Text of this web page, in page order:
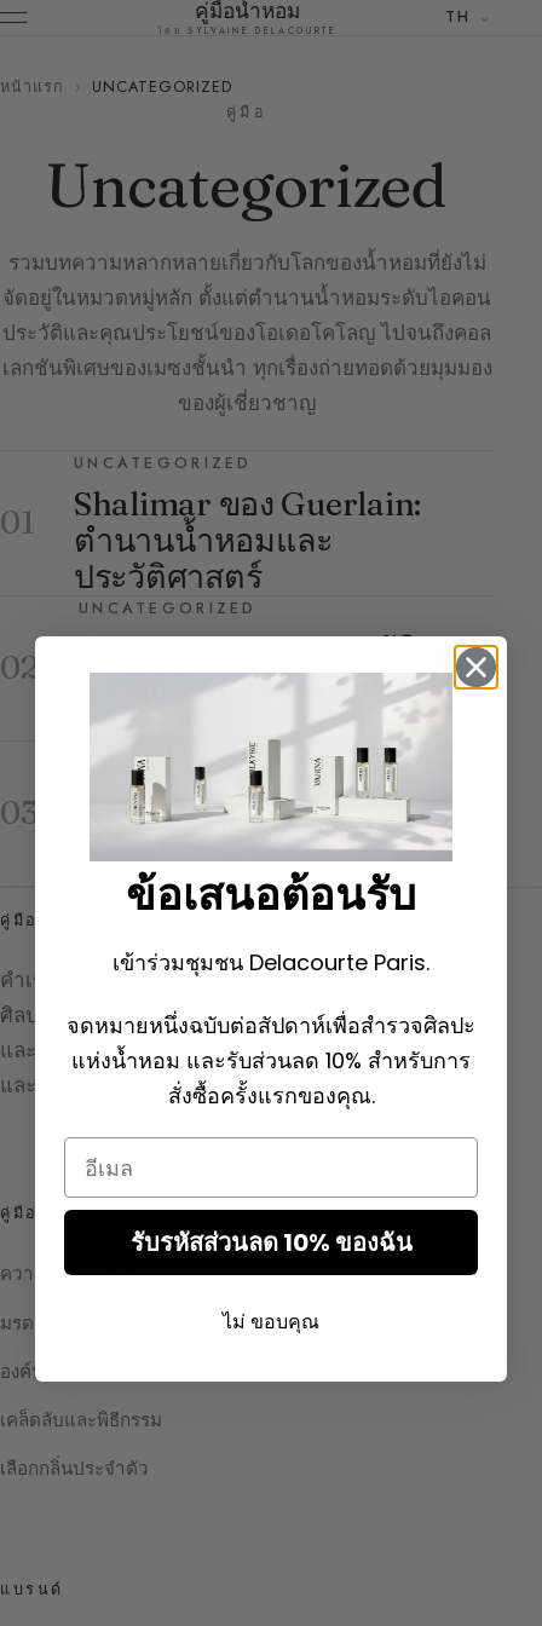
คู่มือน้ำหอม
โดย SYLVAINE DELACOURTE
TH
หน้าแรก ›
UNCATEGORIZED
คู่มือ
Uncategorized
รวมบทความหลากหลายเกี่ยวกับโลกของน้ำหอมที่ยังไม่
จัดอยู่ในหมวดหมู่หลัก ตั้งแต่ตำนานน้ำหอมระดับไอคอน
ประวัติและคุณประโยชน์ของโอเดอโคโลญ ไปจนถึงคอล
เลกชันพิเศษของเมซงชั้นนำ ทุกเรื่องถ่ายทอดด้วยมุมมอง
ของผู้เชี่ยวชาญ
01
UNCATEGORIZED
Shalimar ของ Guerlain:
ตำนานน้ำหอมและ
ประวัติศาสตร์
02
UNCATEGORIZED
Eau de Cologne: ประวัติ คุณ
ประโยชน์ และคู่มือฉบับ
สมบูรณ์
03
UNCATEGORIZED
L’Art et La Matière ของ
Guerlain : น้ำหอมอันวิจิตร
พิสดาร
คู่มือน้ำหอมโดย SYLVAINE DELACOURTE
คำเชิญชวนสู่การสำรวจและทำความเข้าใจ
ศิลปะแห่งน้ำหอม ค้นพบวัตถุดิบ แอคคอร์ด
และเบื้องหลังการรังสรรค์ ทั้งสาระความรู้
และแรงบันดาลใจ
คู่มือ
ความลับในการผลิต
มรดกและเรื่องราว
องค์ประกอบและส่วนผสม
เคล็ดลับและพิธีกรรม
เลือกกลิ่นประจำตัว
แบรนด์
ข้อเสนอต้อนรับ
เข้าร่วมชุมชน Delacourte Paris.
จดหมายหนึ่งฉบับต่อสัปดาห์เพื่อสำรวจศิลปะ
แห่งน้ำหอม และรับส่วนลด 10% สำหรับการ
สั่งซื้อครั้งแรกของคุณ.
Email
รับรหัสส่วนลด 10% ของฉัน
ไม่ ขอบคุณ